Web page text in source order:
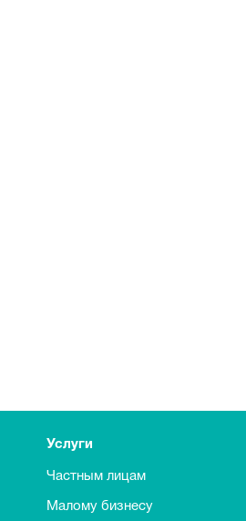
Услуги
Частным лицам
Малому бизнесу